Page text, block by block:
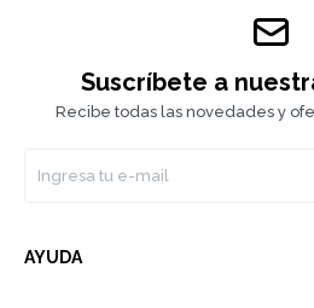
Suscríbete a
Recibe todas las novedades y
AYUDA